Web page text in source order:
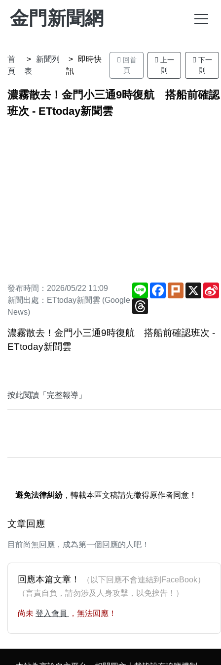
金門新聞網
首
頁
新聞列
表
即時快
訊
回首
頁
上一
則
下一
則
濃霧散去！金門小三通9時復航 搭船前確認
班次 - ETtoday新聞雲
發布時間：2026/05/22 11:09
新聞出處：ETtoday新聞雲 (Google
News)
Line Facebook
Plurk X
濃霧散去！金門小三通9時復航 搭船前確認班次 -
ETtoday新聞雲
按此閱讀「完整報導」
避免法律糾紛，轉載本區文稿請先徵得原作者同意！
文章回應
目前尚無回應，成為第一個回應的人吧！
回應本篇文章！
（以下回應不會連結到FaceBook）
（言責自負，請勿涉及人身攻擊，以免挨告！）
尚未 登入會員 ，無法回應！